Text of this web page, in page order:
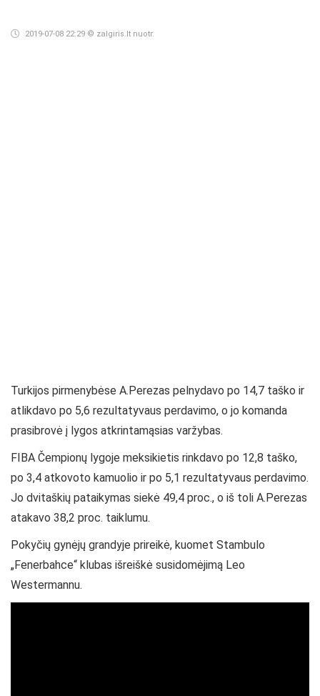
2019-07-08 22:29 © zalgiris.lt nuotr.
Turkijos pirmenybėse A.Perezas pelnydavo po 14,7 taško ir
atlikdavo po 5,6 rezultatyvaus perdavimo, o jo komanda
prasibrovė į lygos atkrintamąsias varžybas.
FIBA Čempionų lygoje meksikietis rinkdavo po 12,8 taško,
po 3,4 atkovoto kamuolio ir po 5,1 rezultatyvaus perdavimo.
Jo dvitaškių pataikymas siekė 49,4 proc., o iš toli A.Perezas
atakavo 38,2 proc. taiklumu.
Pokyčių gynėjų grandyje prireikė, kuomet Stambulo
„Fenerbahce“ klubas išreiškė susidomėjimą Leo
Westermannu.